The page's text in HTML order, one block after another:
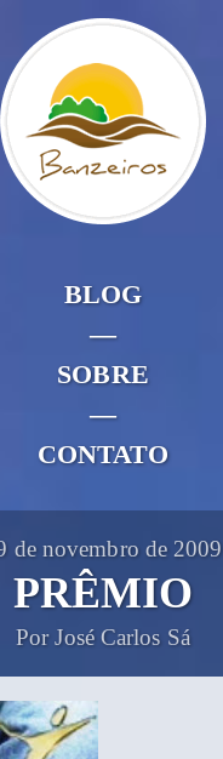
BLOG
—
SOBRE
—
CONTATO
de novembro de 2009
PRÊMIO
Por José Carlos Sá